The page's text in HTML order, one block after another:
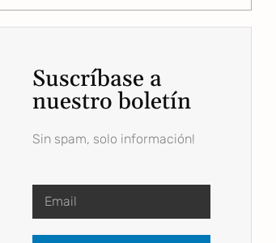
Suscríbase a
nuestro boletín
Sin spam, solo información!